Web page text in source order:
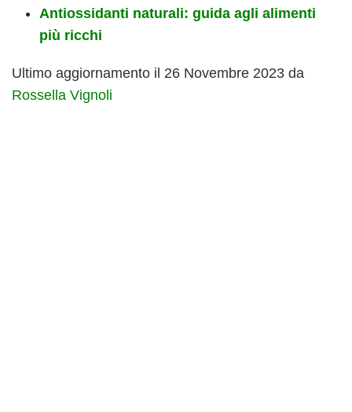
Antiossidanti naturali: guida agli alimenti
più ricchi
Ultimo aggiornamento il 26 Novembre 2023 da
Rossella Vignoli